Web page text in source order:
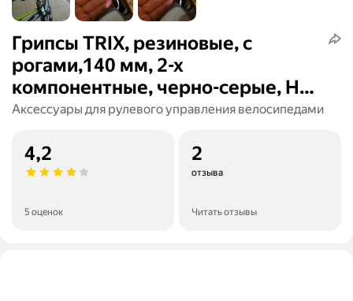
Грипсы TRIX, резиновые, с
рогами,140 мм, 2-х
компонентные, черно-серые, HL-
G311
Аксессуары для рулевого управления велосипедами
4,2
5 оценок
2
отзыва
Читать отзывы